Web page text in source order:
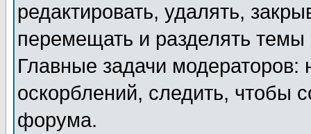
редактировать, удалять,
перемещать и разделять
Главные задачи
оскорблений, следить, чтобы
форума.